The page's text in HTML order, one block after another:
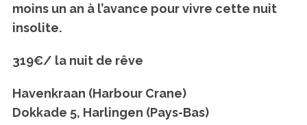
moins un an à l’avance pour vivre cette nuit
insolite.
319€/ la nuit de rêve
Havenkraan (Harbour Crane)
Dokkade 5, Harlingen (Pays-Bas)